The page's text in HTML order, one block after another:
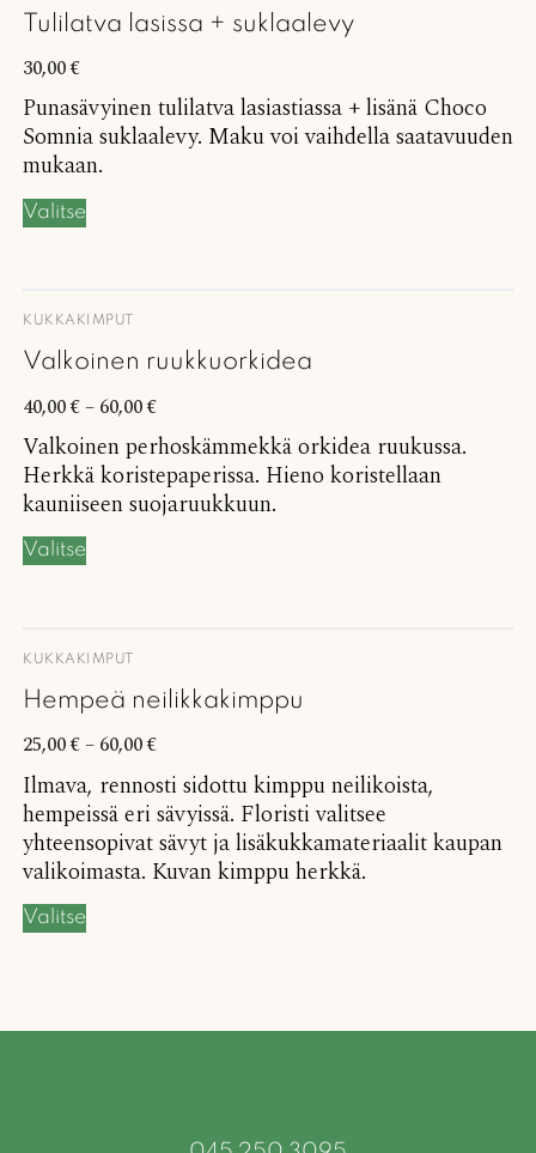
Tulilatva lasissa + suklaalevy
30,00€
Punasävyinen tulilatva lasiastiassa + lisänä Choco
Somnia suklaalevy. Maku voi vaihdella saatavuuden
mukaan.
Valitse
KUKKAKIMPUT
Valkoinen ruukkuorkidea
40,00€– 60,00€
Valkoinen perhoskämmekkä orkidea ruukussa.
Herkkä koristepaperissa. Hieno koristellaan
kauniiseen suojaruukkuun.
Valitse
KUKKAKIMPUT
Hempeä neilikkakimppu
25,00€– 60,00€
Ilmava, rennosti sidottu kimppu neilikoista,
hempeissä eri sävyissä. Floristi valitsee
yhteensopivat sävyt ja lisäkukkamateriaalit kaupan
valikoimasta. Kuvan kimppu herkkä.
Valitse